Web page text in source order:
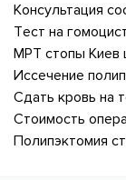
Консультация
Тест на
МРТ стопы Киев
Иссечение
Сдать кровь на
Стоимость
Полипэктомия